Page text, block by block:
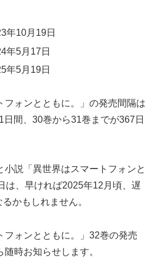
年10月19日
年5月17日
年5月19日
フォンとともに。」の発売間隔は
間、30巻から31巻までが367日
小説「異世界はスマートフォンと
は、早ければ2025年12月頃、遅
かもしれません。
フォンとともに。」32巻の発売
時お知らせします。